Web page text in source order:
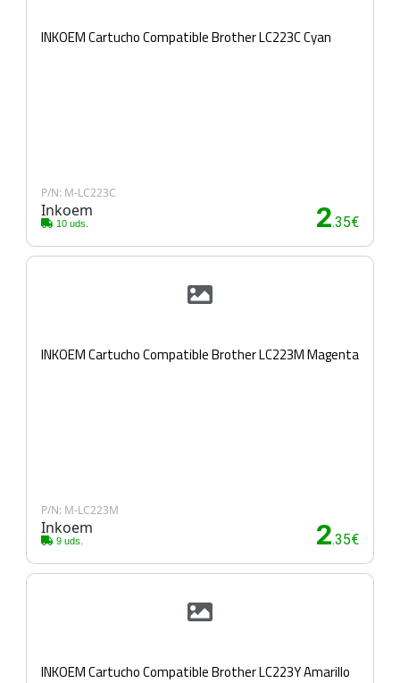
INKOEM Cartucho Compatible Brother LC223C Cyan
P/N: M-LC223C
Inkoem
10 uds. 2.35€
INKOEM Cartucho Compatible Brother LC223M Magenta
P/N: M-LC223M
Inkoem
9 uds. 2.35€
INKOEM Cartucho Compatible Brother LC223Y Amarillo